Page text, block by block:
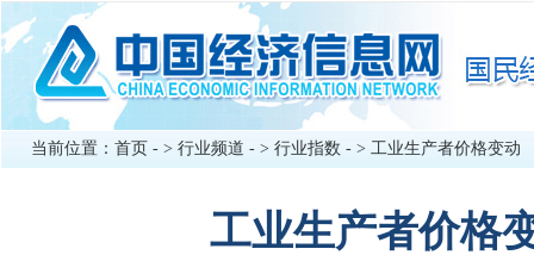
当前位置： 首页 - > 行业频道 - > 行业指数 - > 工业生产者价格变动
工业生产者价格